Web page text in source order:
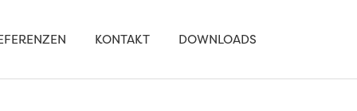
KONTAKT DOWNLOADS